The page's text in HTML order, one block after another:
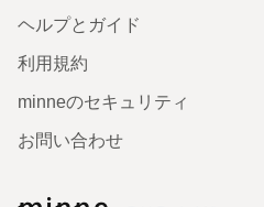
ヘルプとガイド
利用規約
minneのセキュリティ
お問い合わせ